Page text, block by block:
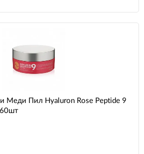
Меди Пил Hyaluron Rose Peptide 9
60шт